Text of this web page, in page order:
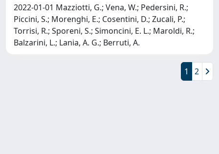
2022-01-01 Mazziotti, G.; Vena, W.; Pedersini, R.;
Piccini, S.; Morenghi, E.; Cosentini, D.; Zucali, P.;
Torrisi, R.; Sporeni, S.; Simoncini, E. L.; Maroldi, R.;
Balzarini, L.; Lania, A. G.; Berruti, A.
1 2